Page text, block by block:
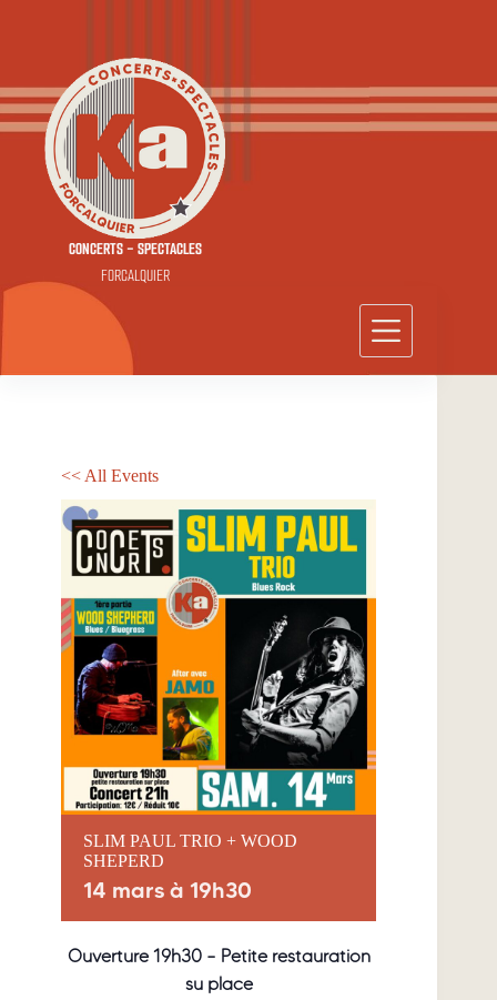
CONCERTS - SPECTACLES
FORCALQUIER
<< All Events
SLIM PAUL TRIO + WOOD
SHEPERD
14 mars à 19h30
Ouverture 19h30 – Petite restauration
su place